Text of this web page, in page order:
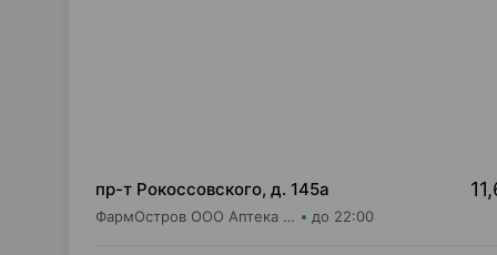
пр-т Рокоссовского, д. 145а
ФармОстров ООО Аптека №9 на Рокоссовского до 22:00